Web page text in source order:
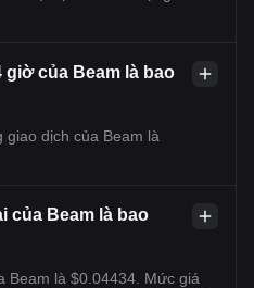
của Beam là bao
dịch của Beam là
của Beam là bao
Beam là $0.04434. Mức giá